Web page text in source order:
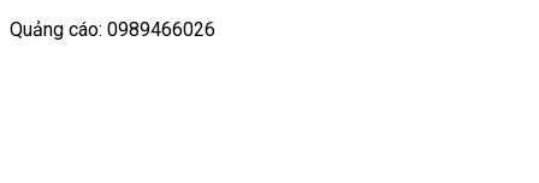
Quảng cáo: 0989466026